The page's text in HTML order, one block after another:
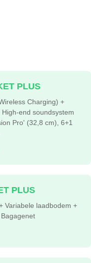
PLUS
Charging) +
end soundsystem
Pro' (32,8 cm), 6+1
PLUS
Variabele laadbodem +